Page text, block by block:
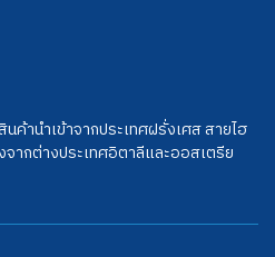
ค้านำเข้าจากประเทศฝรั่งเศส สายไฮ
ากต่างประเทศอิตาลีและออสเตรีย